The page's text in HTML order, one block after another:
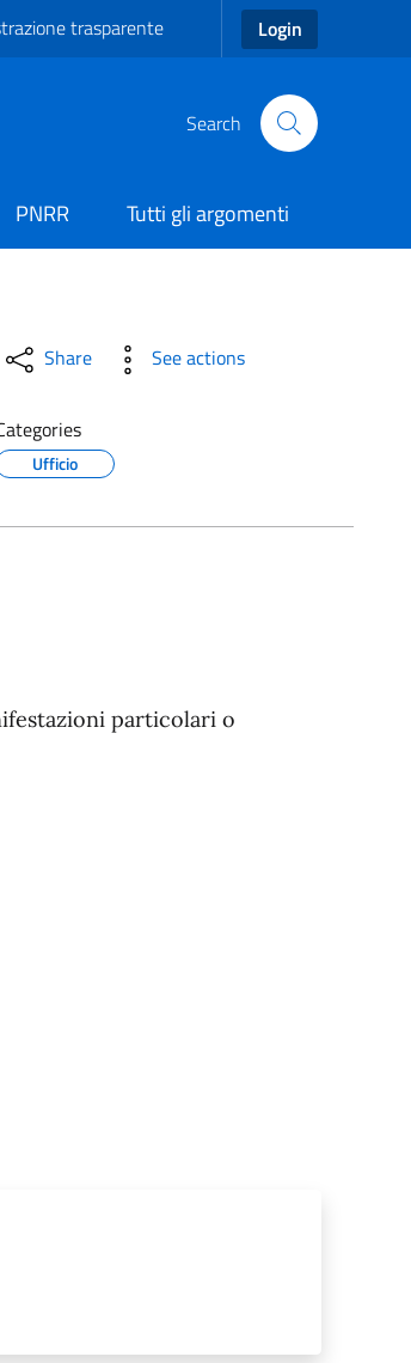
trasparente Login
Search
PNRR
Tutti gli argomenti
Share See actions
Ufficio
particolari o